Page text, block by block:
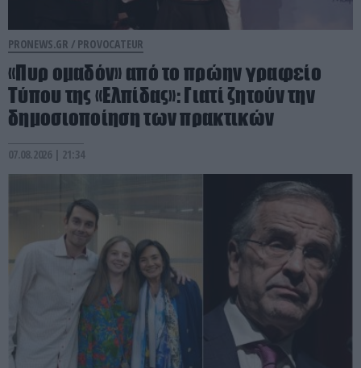
PRONEWS.GR / PROVOCATEUR
«Πυρ ομαδόν» από το πρώην γραφείο
Τύπου της «Ελπίδας»: Γιατί ζητούν την
δημοσιοποίηση των πρακτικών
07.08.2026 | 21:34